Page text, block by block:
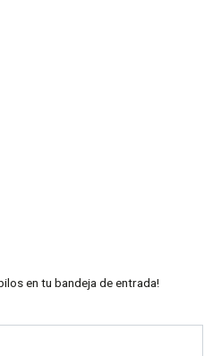
en tu bandeja de entrada!